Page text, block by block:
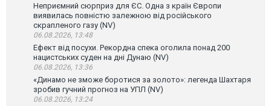
Неприємний сюрприз для ЄС. Одна з країн Європи
виявилась повністю залежною від російського
скрапленого газу (NV)
06.08.2026, 13:48
Ефект від посухи. Рекордна спека оголила понад 200
нацистських суден на дні Дунаю (NV)
06.08.2026, 13:36
«Динамо не зможе боротися за золото»: легенда Шахтаря
зробив гучний прогноз на УПЛ (NV)
06.08.2026, 13:24